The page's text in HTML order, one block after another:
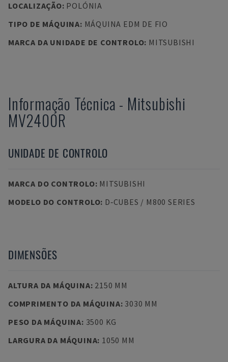
LOCALIZAÇÃO: POLÓNIA
TIPO DE MÁQUINA: MÁQUINA EDM DE FIO
MARCA DA UNIDADE DE CONTROLO: MITSUBISHI
Informação Técnica - Mitsubishi
MV2400R
UNIDADE DE CONTROLO
MARCA DO CONTROLO: MITSUBISHI
MODELO DO CONTROLO: D‑CUBES / M800 SERIES
DIMENSÕES
ALTURA DA MÁQUINA: 2150 MM
COMPRIMENTO DA MÁQUINA: 3030 MM
PESO DA MÁQUINA: 3500 KG
LARGURA DA MÁQUINA: 1050 MM